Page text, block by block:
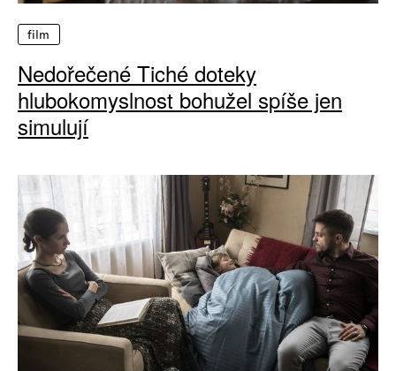
film
Nedořečené Tiché doteky
hlubokomyslnost bohužel spíše jen
simulují